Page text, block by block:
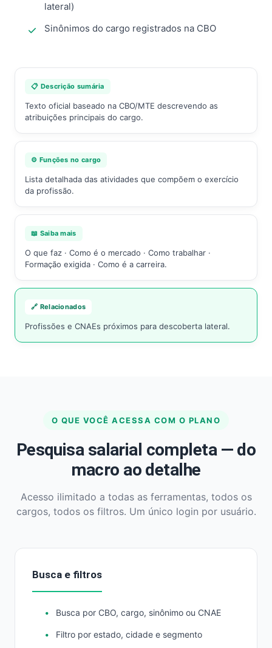
lateral)
Sinônimos do cargo registrados na CBO
📋 Descrição sumária
Texto oficial baseado na CBO/MTE descrevendo as
atribuições principais do cargo.
⚙️ Funções no cargo
Lista detalhada das atividades que compõem o exercício
da profissão.
📖 Saiba mais
O que faz · Como é o mercado · Como trabalhar ·
Formação exigida · Como é a carreira.
🔗 Relacionados
Profissões e CNAEs próximos para descoberta lateral.
O QUE VOCÊ ACESSA COM O PLANO
Pesquisa salarial completa — do
macro ao detalhe
Acesso ilimitado a todas as ferramentas, todos os
cargos, todos os filtros. Um único login por usuário.
Busca e filtros
Busca por CBO, cargo, sinônimo ou CNAE
Filtro por estado, cidade e segmento